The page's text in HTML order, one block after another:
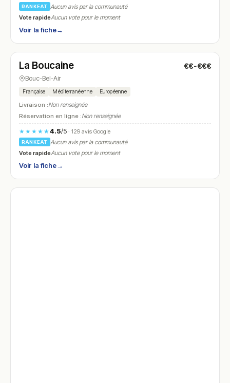
RANKEAT
Aucun avis par la communauté
Vote rapideAucun vote pour le moment
Voir la fiche→
N° 28
La Boucaine €€-€€€
Bouc-Bel-Air
Française Méditerranéenne Européenne
Livraison :Non renseignée
Réservation en ligne :Non renseignée
★★★★★4.5/5· 129 avis Google
RANKEAT
Aucun avis par la communauté
Vote rapideAucun vote pour le moment
Voir la fiche→